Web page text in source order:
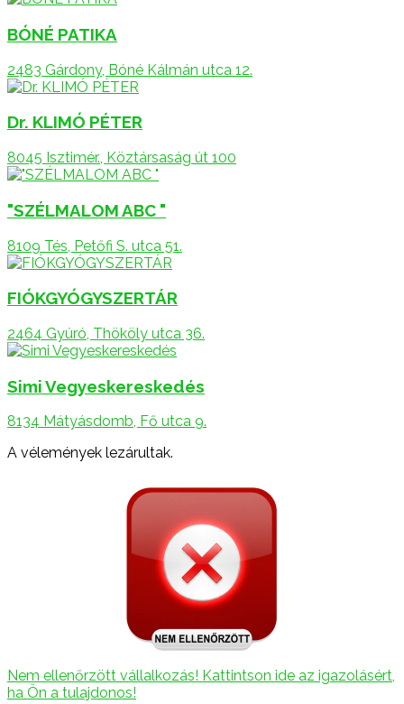
BÓNÉ PATIKA
2483 Gárdony, Bóné Kálmán utca 12.
Dr. KLIMÓ PÉTER
8045 Isztimér., Köztársaság út 100
"SZÉLMALOM ABC "
8109 Tés, Petőfi S. utca 51.
FIÓKGYÓGYSZERTÁR
2464 Gyúró, Thököly utca 36.
Simi Vegyeskereskedés
8134 Mátyásdomb, Fő utca 9.
A vélemények lezárultak.
Nem ellenőrzött vállalkozás! Kattintson ide az igazolásért,
ha Ön a tulajdonos!